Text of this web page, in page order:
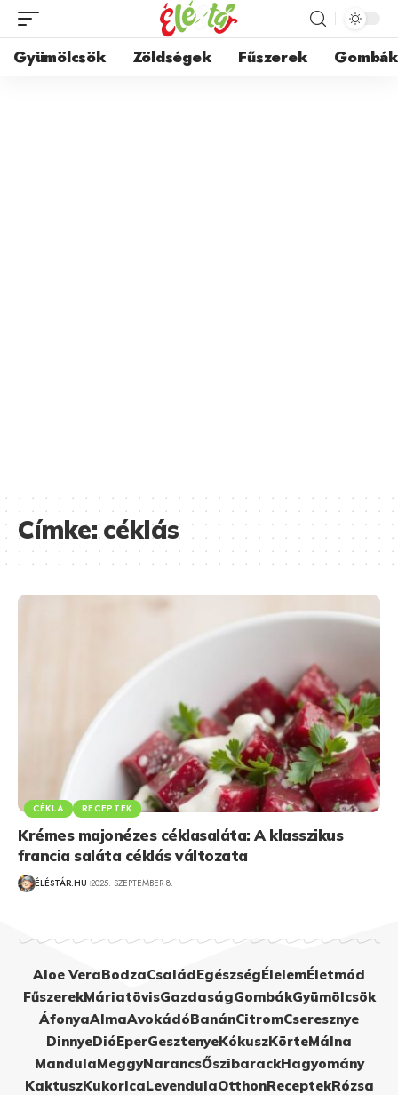
Gyümölcsök Zöldségek Fűszerek Gombák
Címke:céklás
CÉKLA RECEPTEK
Krémes majonézes céklasaláta: A klasszikus
francia saláta céklás változata
ÉLÉSTÁR.HU 2025. SZEPTEMBER 8.
Aloe VeraBodzaCsaládEgészségÉlelemÉletmód
FűszerekMáriatövisGazdaságGombákGyümölcsök
ÁfonyaAlmaAvokádóBanánCitromCseresznye
DinnyeDióEperGesztenyeKókuszKörteMálna
MandulaMeggyNarancsŐszibarackHagyomány
KaktuszKukoricaLevendulaOtthonReceptekRózsa